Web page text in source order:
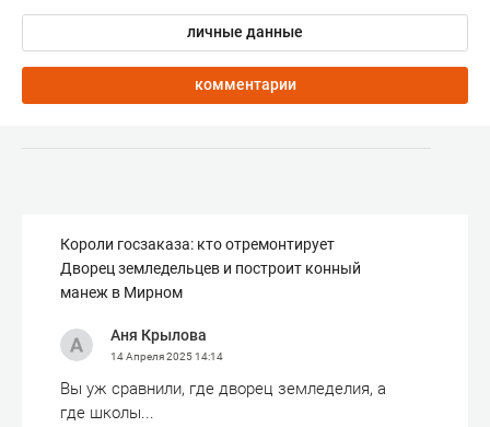
личные данные
комментарии
Короли госзаказа: кто отремонтирует
Дворец земледельцев и построит конный
манеж в Мирном
Аня Крылова
14 Апреля 202514:14
Вы уж сравнили, где дворец земледелия, а
где школы...